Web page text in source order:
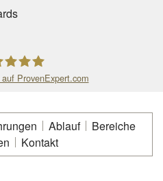
Chirurgie -
ProvenExpert.com
Ablauf
Bereiche
Kontakt